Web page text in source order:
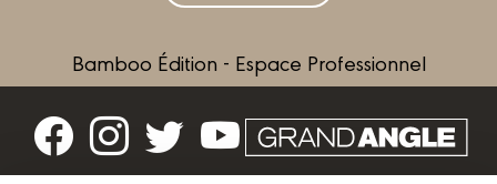
Bamboo Édition - Espace Professionnel